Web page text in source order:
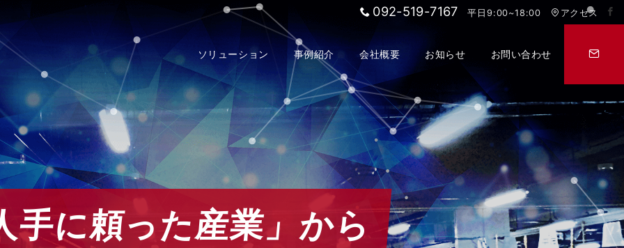
092-519-7167 平日9:00~18:00 アクセス
ソリューション 事例紹介 会社概要 お知らせ お問い合わせ
手に頼った産業」から